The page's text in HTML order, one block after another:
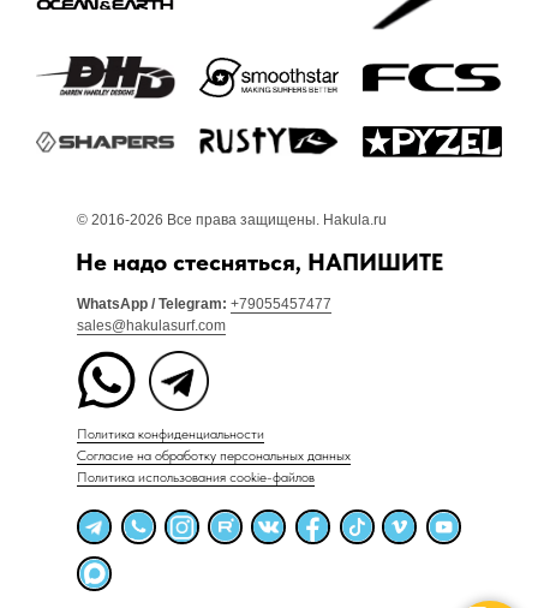
Политика конфиденциальности
Согласие на обработку персональных данных
Политика использования cookie-файлов
WhatsApp / Telegram: +79055457477
sales@hakulasurf.com
© 2016-2026 Все права защищены. Hakula.ru
Не надо стесняться, НАПИШИТЕ